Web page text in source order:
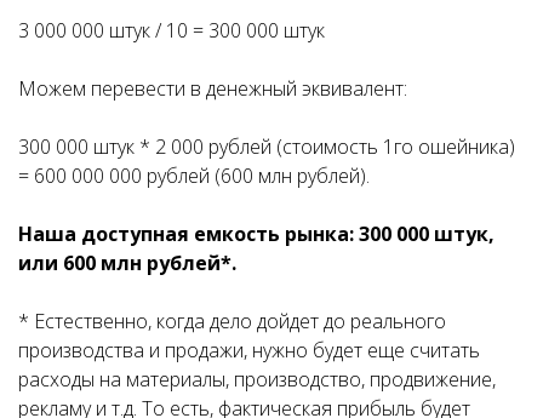
3 000 000 штук / 10 = 300 000 штук
Можем перевести в денежный эквивалент:
300 000 штук * 2 000 рублей (стоимость 1го ошейника)
= 600 000 000 рублей (600 млн рублей).
Наша доступная емкость рынка: 300 000 штук,
или 600 млн рублей*.
* Естественно, когда дело дойдет до реального
производства и продажи, нужно будет еще считать
расходы на материалы, производство, продвижение,
рекламу и т.д. То есть, фактическая прибыль будет